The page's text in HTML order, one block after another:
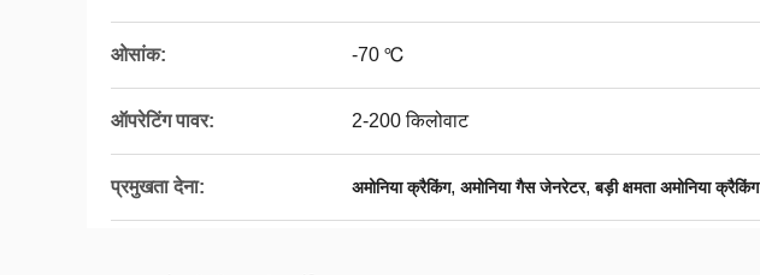
ओसांक: -70 ℃
ऑपरेटिंग पावर: 2-200 किलोवाट
प्रमुखता देना: अमोनिया क्रैकिंग, अमोनिया गैस जेनरेटर,बड़ी क्षमता अमोनिया क्रैकिंग